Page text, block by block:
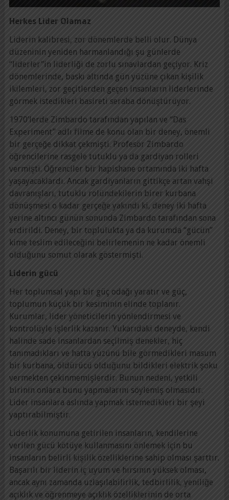
Herkes Lider Olamaz
Liderin kalibresi, zor dönemlerde belli olur. Dünya
düzeninin yeniden harmanlandığı şu günlerde
“liderler”in liderliği de zorlu sınavlardan geçiyor. Kriz
dönemlerinde, baskı altında gün yüzüne çıkan kişilik
ikilemleri, zor geçitlerden geçen insanların liderlerinde
görmek istedikleri basireti seraba dönüştürüyor.
1970’lerde Zimbardo tarafından yapılan ve “Das
Experiment” adlı filme de konu olan bir deney, önemli
bir gerçeğe dikkat çekmişti. Profesör Zimbardo
öğrencilerine rasgele tutuklu ya da gardiyan rolleri
vermişti. Öğrenciler bir hapishane ortamında iki hafta
yaşayacaklardı. Ancak gardiyanların gittikçe artan vahşi
davranışları, tutuklu rolündekilerin birer kurbana
dönüşmesi o kadar gerçeğe yakındı ki, deney iki hafta
yerine altıncı günün sonunda Zimbardo tarafından sona
erdirildi. Deney, bir toplulukta ya da kurumda “gücün”
kime teslim edileceğini belirlemenin ne kadar önemli
olduğunu somut olarak göstermişti.
Liderin gücü
Her toplumsal yapı bir güç odağı yaratır ve güç,
toplumun küçük bir kesiminin elinde toplanır.
Kurumlar, lider yöneticilerin yönlendirmesi ve
kontrolüyle işlerlik kazanır. Yukarıdaki deneyde, kendi
halinde sade insanlardan seçilmiş denekler, hiç
tanımadıkları ve hatta yüzünü bile görmedikleri masum
bir kurbana, öldürücü olduğunu bildikleri elektrik şoku
vermekten çekinmemişlerdir. Bunun nedeni, yetkili
birinin onlara bunu yapmalarını söylemiş olmasıdır.
Lider insanlara aslında yapmak istemedikleri bir şeyi
yaptırabilmiştir.
Liderlik konumuna getirilen insanların, kendilerine
verilen gücü kötüye kullanmasını önlemek için bu
insanların belirli kişilik özelliklerine sahip olması şarttır.
Başarılı bir liderin iç uyum ve hırsının yüksek olması,
ancak aynı zamanda uzlaşılabilirlik, tedbirlilik, yeniliğe
açıklık ve öğrenmeye açıklık özelliklerinin de orta